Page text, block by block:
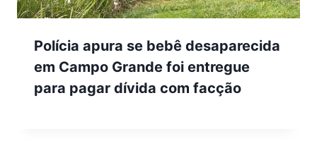
Polícia apura se bebê desaparecida
em Campo Grande foi entregue
para pagar dívida com facção